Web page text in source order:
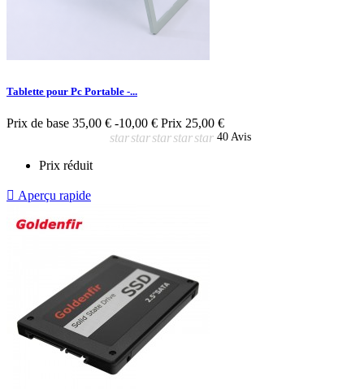
Tablette pour Pc Portable -...
Prix de base 35,00 € -10,00 € Prix 25,00 €
starstarstarstarstar 40 Avis
Prix réduit
 Aperçu rapide